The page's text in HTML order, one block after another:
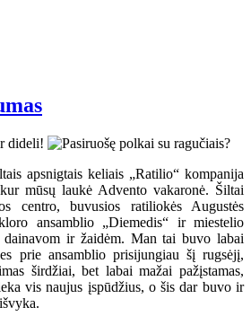
apsnigtais keliais „Ratilio“ kompanija
mūsų laukė Advento vakaronė. Šiltai
centro, buvusios ratiliokės Augustės
ansamblio „Diemedis“ ir miestelio
ir žaidėm. Man tai buvo labai
prie ansamblio prisijungiau šį rugsėjį,
širdžiai, bet labai mažai pažįstamas,
vis naujus įspūdžius, o šis dar buvo ir